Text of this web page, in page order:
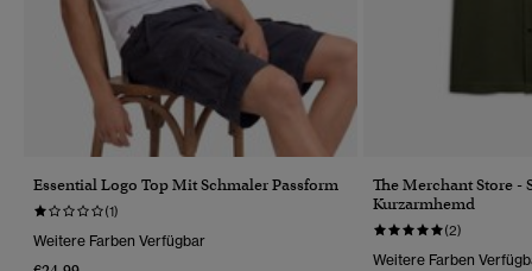
Essential Logo Top Mit Schmaler Passform
(1)
Weitere Farben Verfügbar
The Merchant Store -
Kurzarmhemd
(2)
Weitere Farben